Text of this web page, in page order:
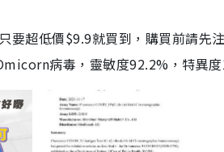
超低價$9.9就買到，購買前請先
病毒，靈敏度92.2%，特異度